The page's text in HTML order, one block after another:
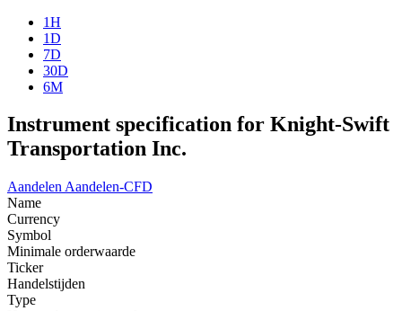
1H
1D
7D
30D
6M
Instrument specification for Knight-Swift
Transportation Inc.
Aandelen Aandelen-CFD
Name
Currency
Symbol
Minimale orderwaarde
Ticker
Handelstijden
Type